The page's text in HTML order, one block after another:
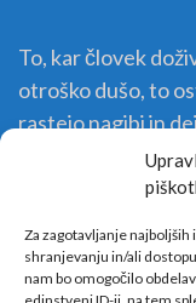
Za zagotavljanje
shranjevanju in/ali
nam bo omogočilo
To, kar človek
otroško dušo, to
rastejo nagibi in